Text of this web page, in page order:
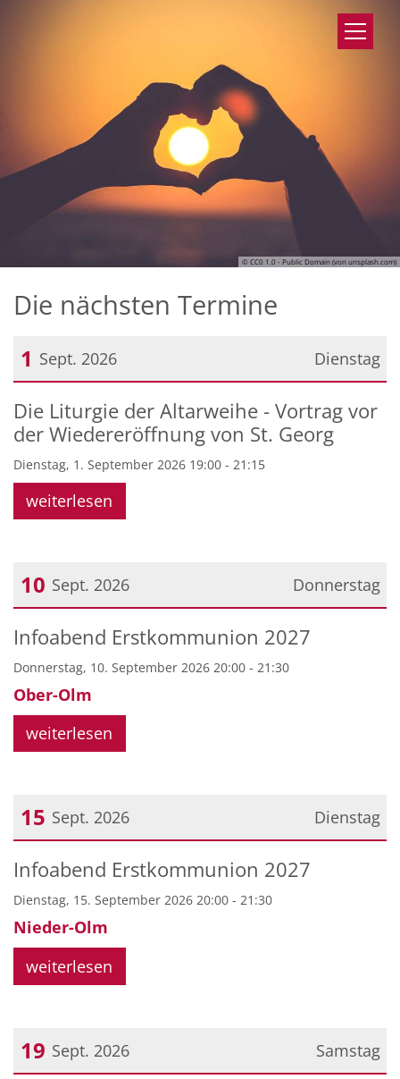
© CC0 1.0 - Public Domain (von unsplash.com)
Die nächsten Termine
Dienstag
1 Sept. 2026
Datum: 1. September 2026
Die Liturgie der Altarweihe - Vortrag vor
der Wiedereröffnung von St. Georg
Dienstag, 1. September 2026 19:00 - 21:15
weiterlesen
Donnerstag
10 Sept. 2026
Datum: 10. September 2026
Infoabend Erstkommunion 2027
Donnerstag, 10. September 2026 20:00 - 21:30
Ober-Olm
weiterlesen
Dienstag
15 Sept. 2026
Datum: 15. September 2026
Infoabend Erstkommunion 2027
Dienstag, 15. September 2026 20:00 - 21:30
Nieder-Olm
weiterlesen
Samstag
19 Sept. 2026